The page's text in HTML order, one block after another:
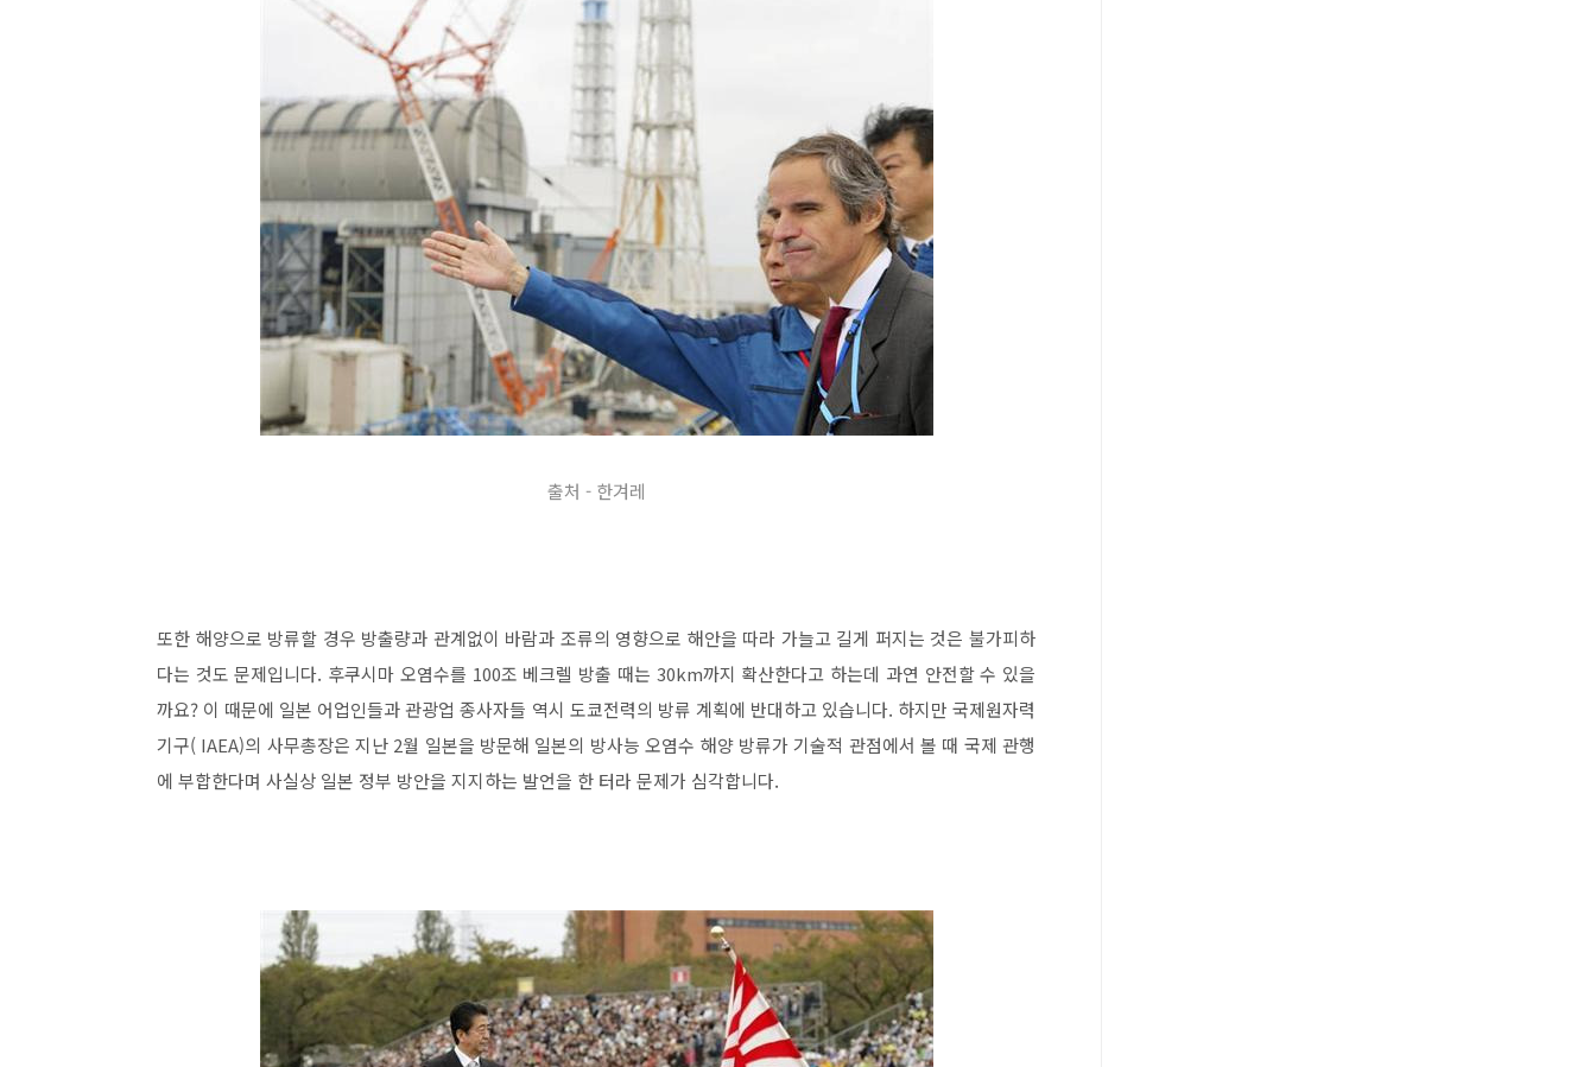
출처 - 한겨레
또한 해양으로 방류할 경우 방출량과 관계없이 바람과 조류의 영향으로 해안을 따라 가늘고 길게 퍼지는 것은 불가피하
다는 것도 문제입니다. 후쿠시마 오염수를 100조 베크렐 방출 때는 30km까지 확산한다고 하는데 과연 안전할 수 있을
까요? 이 때문에 일본 어업인들과 관광업 종사자들 역시 도쿄전력의 방류 계획에 반대하고 있습니다. 하지만 국제원자력
기구( IAEA)의 사무총장은 지난 2월 일본을 방문해 일본의 방사능 오염수 해양 방류가 기술적 관점에서 볼 때 국제 관행
에 부합한다며 사실상 일본 정부 방안을 지지하는 발언을 한 터라 문제가 심각합니다.